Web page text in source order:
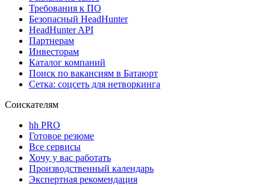
Требования к ПО
Безопасный HeadHunter
HeadHunter API
Партнерам
Инвесторам
Каталог компаний
Поиск по вакансиям в Батаюрт
Сетка: соцсеть для нетворкинга
Соискателям
hh PRO
Готовое резюме
Все сервисы
Хочу у вас работать
Производственный календарь
Экспертная рекомендация